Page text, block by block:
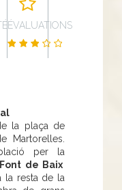
ÉVALUATIONS
la plaça de
Martorelles.
per la
Font de Baix
la resta de la